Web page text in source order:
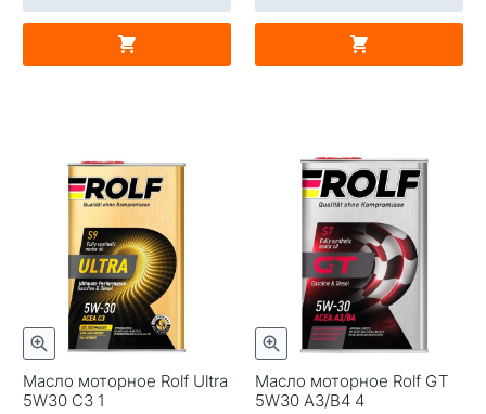
Масло моторное Rolf Ultra
5W30 C3 1
Масло моторное Rolf GT
5W30 A3/B4 4